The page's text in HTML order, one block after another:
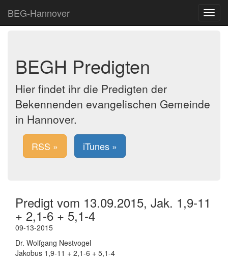
BEG-Hannover
Toggle
BEGH Predigten
Hier findet ihr die Predigten der
Bekennenden evangelischen Gemeinde
in Hannover.
RSS » iTunes »
Predigt vom 13.09.2015, Jak. 1,9-11
+ 2,1-6 + 5,1-4
09-13-2015
Dr. Wolfgang Nestvogel
Jakobus 1,9-11 + 2,1-6 + 5,1-4